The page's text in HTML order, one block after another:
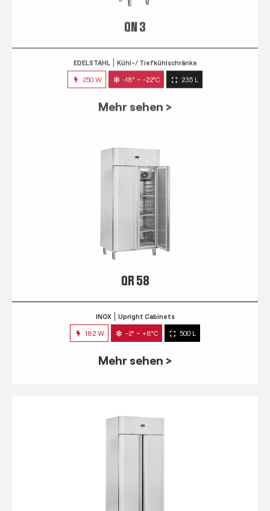
EDELSTAHL Kühl-/ Tiefkühlschränke
250 W -18° ~ -22°C 235 L
Mehr sehen >
QR 58
INOX Upright Cabinets
182 W -2° ~ +8°C 500 L
Mehr sehen >